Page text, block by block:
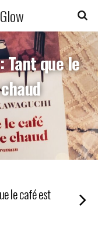
que le
le café est